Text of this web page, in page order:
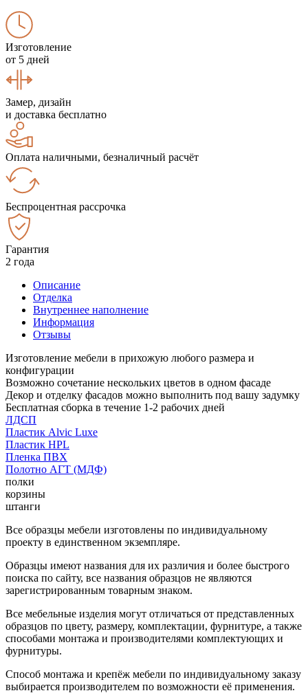
Изготовление
от 5 дней
Замер, дизайн
и доставка бесплатно
Оплата наличными, безналичный расчёт
Беспроцентная рассрочка
Гарантия
2 года
Описание
Отделка
Внутреннее наполнение
Информация
Отзывы
Изготовление мебели в прихожую любого размера и
конфигурации
Возможно сочетание нескольких цветов в одном фасаде
Декор и отделку фасадов можно выполнить под вашу задумку
Бесплатная сборка в течение 1-2 рабочих дней
ЛДСП
Пластик Alvic Luxe
Пластик HPL
Пленка ПВХ
Полотно АГТ (МДФ)
полки
корзины
штанги
Все образцы мебели изготовлены по индивидуальному
проекту в единственном экземпляре.
Образцы имеют названия для их различия и более быстрого
поиска по сайту, все названия образцов не являются
зарегистрированным товарным знаком.
Все мебельные изделия могут отличаться от представленных
образцов по цвету, размеру, комплектации, фурнитуре, а также
способами монтажа и производителями комплектующих и
фурнитуры.
Способ монтажа и крепёж мебели по индивидуальному заказу
выбирается производителем по возможности её применения.